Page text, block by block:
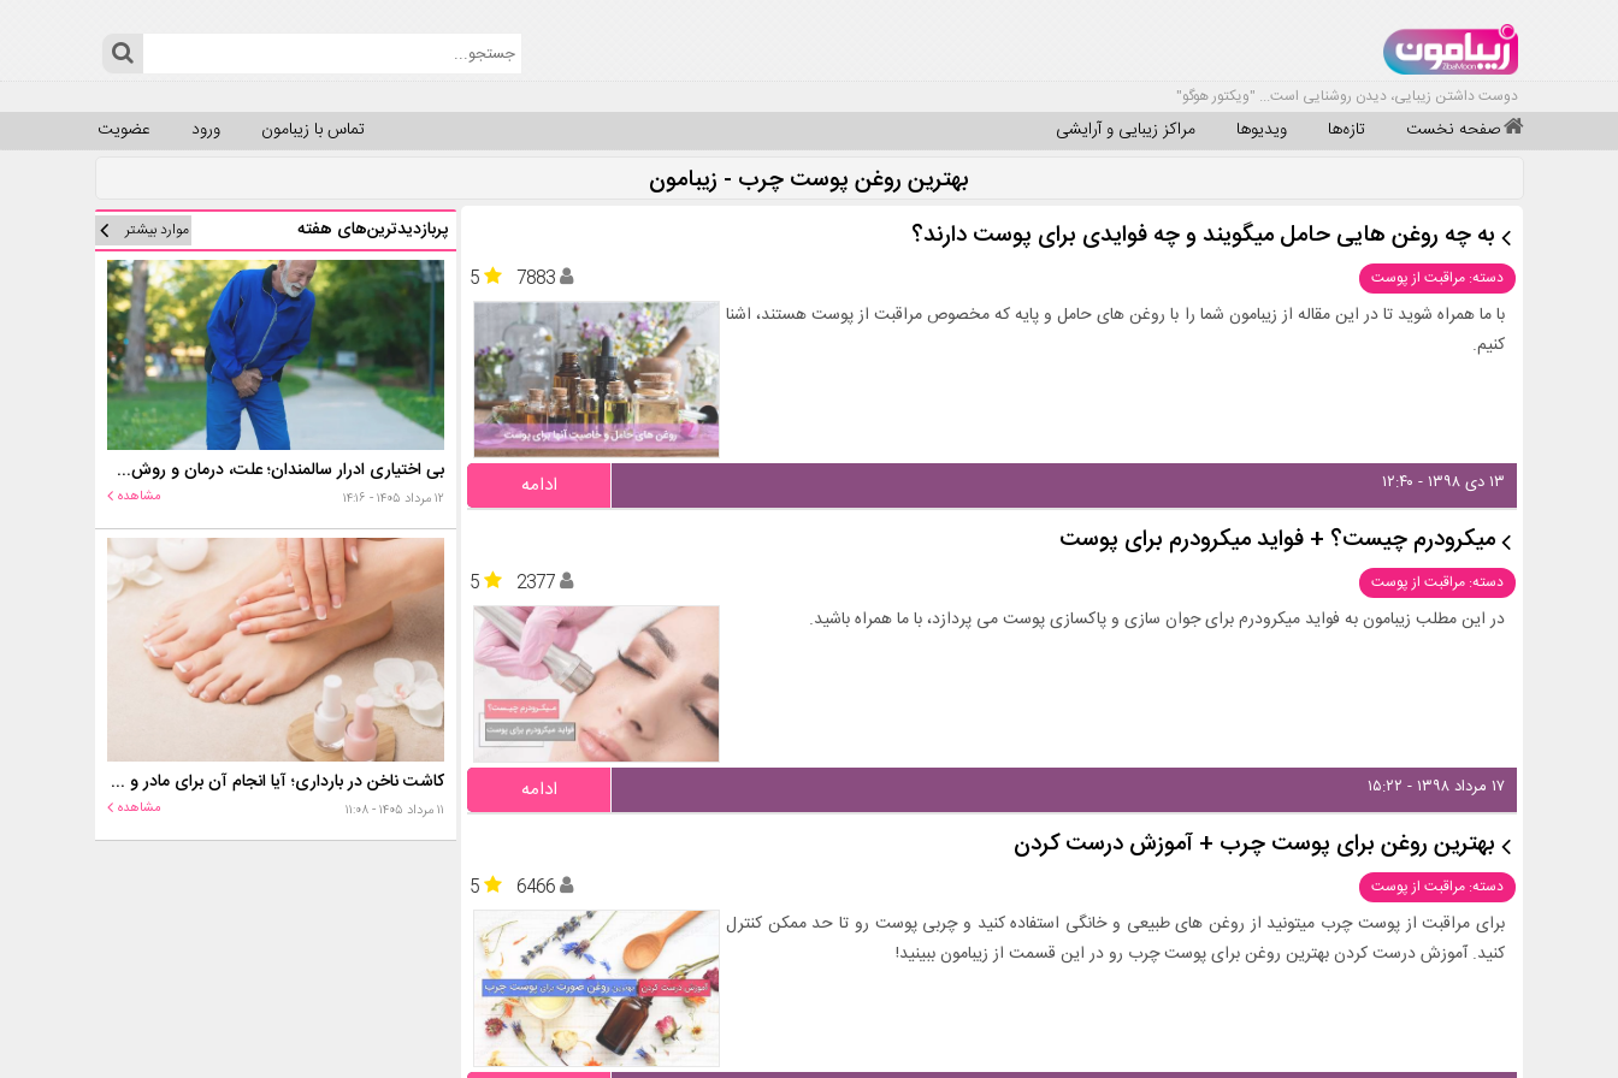
دوست داشتن زیبایی، دیدن روشنایی است... "ویکتور هوگو"
صفحه نخست تازه‌ها ویدیوها مراکز زیبایی و آرایشی عضویت ورود تماس با زیبامون
بهترین روغن پوست چرب - زیبامون
به چه روغن هایی حامل میگویند و چه فوایدی برای پوست دارند؟
دسته: مراقبت از پوست 5
7883
با ما همراه شوید تا در این مقاله از زیبامون شما را با روغن های حامل و پایه که مخصوص مراقبت از پوست هستند، اشنا
کنیم.
۱۳ دی ۱۳۹۸ - ۱۲:۴۰ ادامه
میکرودرم چیست؟ + فواید میکرودرم برای پوست
دسته: مراقبت از پوست 5
2377
در این مطلب زیبامون به فواید میکرودرم برای جوان سازی و پاکسازی پوست می پردازد، با ما همراه باشید.
۱۷ مرداد ۱۳۹۸ - ۱۵:۲۲ ادامه
بهترین روغن برای پوست چرب + آموزش درست کردن
دسته: مراقبت از پوست 5
6466
برای مراقبت از پوست چرب میتونید از روغن های طبیعی و خانگی استفاده کنید و چربی پوست رو تا حد ممکن کنترل
کنید. آموزش درست کردن بهترین روغن برای پوست چرب رو در این قسمت از زیبامون ببینید!
پربازدیدترین‌های هفته موارد بیشتر
بی اختیاری ادرار سالمندان؛ علت، درمان و روش‌های کنترل در منزل
۱۲ مرداد ۱۴۰۵ - ۱۴:۱۶ مشاهده
کاشت ناخن در بارداری؛ آیا انجام آن برای مادر و جنین خطر دارد؟
۱۱ مرداد ۱۴۰۵ - ۱۱:۰۸ مشاهده